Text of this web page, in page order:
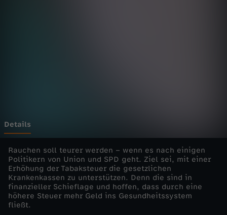
-
W
i
r
Details
Rauchen soll teurer werden – wenn es nach einigen
Politikern von Union und SPD geht. Ziel sei, mit einer
Erhöhung der Tabaksteuer die gesetzlichen
Krankenkassen zu unterstützen. Denn die sind in
finanzieller Schieflage und hoffen, dass durch eine
höhere Steuer mehr Geld ins Gesundheitssystem
fließt.